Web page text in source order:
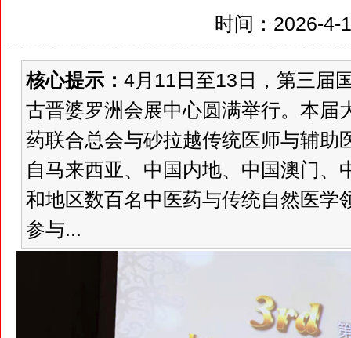
时间：2026-4-
核心提示： 4月11日至13日，第三届
古晋婆罗洲会展中心圆满举行。本届
药联合总会与砂拉越传统医师与辅助
自马来西亚、中国内地、中国澳门、
和地区数百名中医药与传统自然医学
参与...